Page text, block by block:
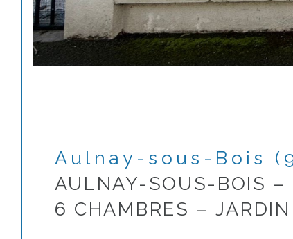
Aulnay-sous-Bois
AULNAY-SOUS-BOIS
6 CHAMBRES –